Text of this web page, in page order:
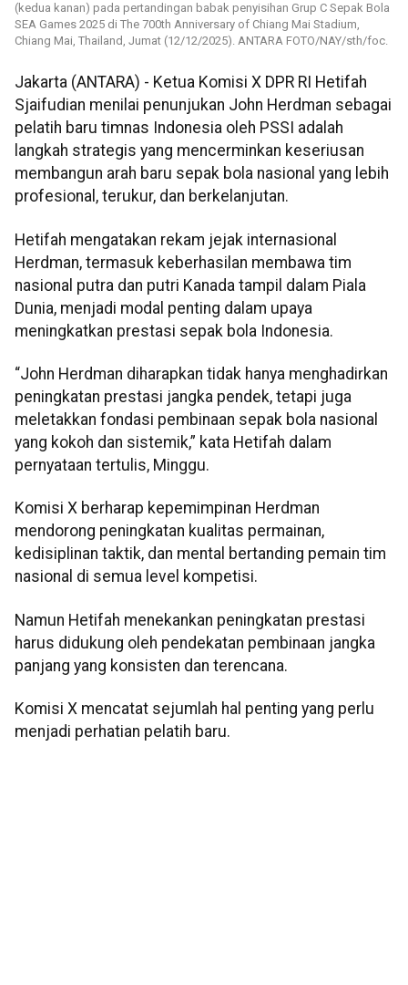
(kedua kanan) pada pertandingan babak penyisihan Grup C Sepak Bola
SEA Games 2025 di The 700th Anniversary of Chiang Mai Stadium,
Chiang Mai, Thailand, Jumat (12/12/2025). ANTARA FOTO/NAY/sth/foc.
Jakarta (ANTARA) - Ketua Komisi X DPR RI Hetifah
Sjaifudian menilai penunjukan John Herdman sebagai
pelatih baru timnas Indonesia oleh PSSI adalah
langkah strategis yang mencerminkan keseriusan
membangun arah baru sepak bola nasional yang lebih
profesional, terukur, dan berkelanjutan.
Hetifah mengatakan rekam jejak internasional
Herdman, termasuk keberhasilan membawa tim
nasional putra dan putri Kanada tampil dalam Piala
Dunia, menjadi modal penting dalam upaya
meningkatkan prestasi sepak bola Indonesia.
“John Herdman diharapkan tidak hanya menghadirkan
peningkatan prestasi jangka pendek, tetapi juga
meletakkan fondasi pembinaan sepak bola nasional
yang kokoh dan sistemik,” kata Hetifah dalam
pernyataan tertulis, Minggu.
Komisi X berharap kepemimpinan Herdman
mendorong peningkatan kualitas permainan,
kedisiplinan taktik, dan mental bertanding pemain tim
nasional di semua level kompetisi.
Namun Hetifah menekankan peningkatan prestasi
harus didukung oleh pendekatan pembinaan jangka
panjang yang konsisten dan terencana.
Komisi X mencatat sejumlah hal penting yang perlu
menjadi perhatian pelatih baru.